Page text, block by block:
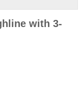
with 3-